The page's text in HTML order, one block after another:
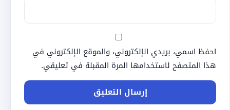
احفظ اسمي، بريدي الإلكتروني، والموقع الإلكتروني في
هذا المتصفح لاستخدامها المرة المقبلة في تعليقي.